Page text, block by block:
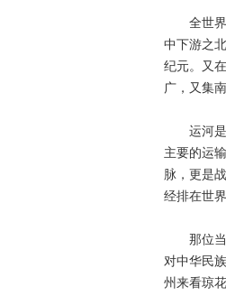
全世界
中下游之
纪元。又
广，又集
运河是
主要的运
脉，更是
经排在世
那位当
对中华民
州来看琼